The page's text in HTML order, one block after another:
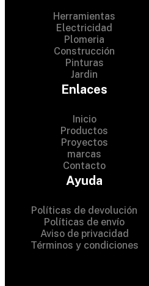
Herramientas
Electricidad
Plomeria
Construcción
Pinturas
Jardin
Enlaces
Inicio
Productos
Proyectos
marcas
Contacto
Ayuda
Políticas de devolución
Políticas de envío
Aviso de privacidad
Términos y condiciones